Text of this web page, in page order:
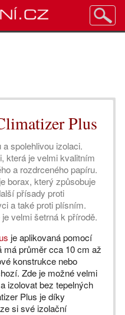
Plus
spolehlivou izolaci.
která je velmi kvalitním
a rozdrceného papíru.
borax, který způsobuje
přísady proti
a také proti plísním.
velmi šetrná k přírodě.
je aplikovaná pomocí
má průměr cca 10 cm až
konstrukce nebo
Zde je možné velmi
izolovat bez tepelných
Plus je díky
si své izolační